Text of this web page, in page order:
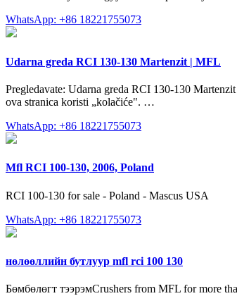
WhatsApp: +86 18221755073
Udarna greda RCI 130-130 Martenzit | MFL
Pregledavate: Udarna greda RCI 130-130
ova stranica koristi „kolačiće". …
WhatsApp: +86 18221755073
Mfl RCI 100-130, 2006, Poland
RCI 100-130 for sale - Poland - Mascus USA
WhatsApp: +86 18221755073
нөлөөллийн бутлуур mfl rci 100 130
Бөмбөлөгт тээрэмCrushers from MFL for more